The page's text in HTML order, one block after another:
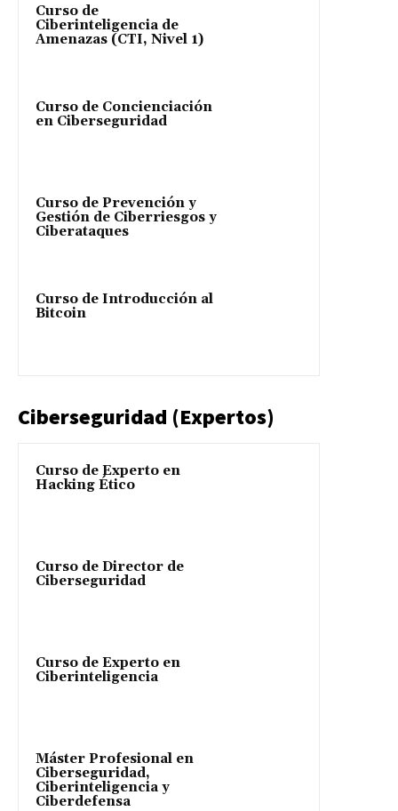
Curso de
Ciberinteligencia de
Amenazas (CTI, Nivel 1)
Curso de Concienciación
en Ciberseguridad
Curso de Prevención y
Gestión de Ciberriesgos y
Ciberataques
Curso de Introducción al
Bitcoin
Ciberseguridad (Expertos)
Curso de Experto en
Hacking Ético
Curso de Director de
Ciberseguridad
Curso de Experto en
Ciberinteligencia
Máster Profesional en
Ciberseguridad,
Ciberinteligencia y
Ciberdefensa